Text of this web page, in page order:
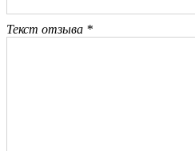
Текст отзыва *